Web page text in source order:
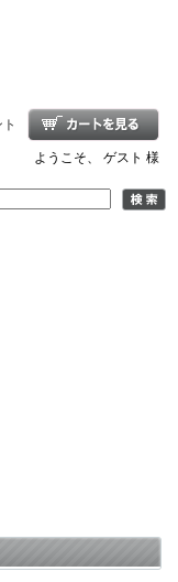
ようこそ、 ゲスト 様